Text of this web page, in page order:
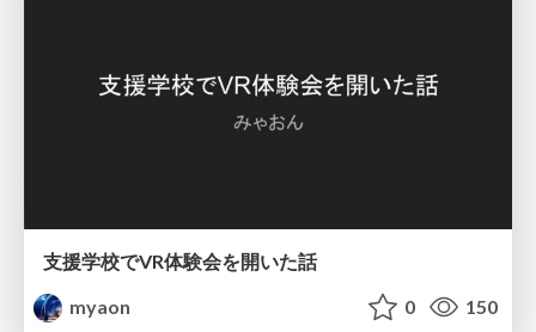
支援学校でVR体験会を開いた話
myaon
0 150